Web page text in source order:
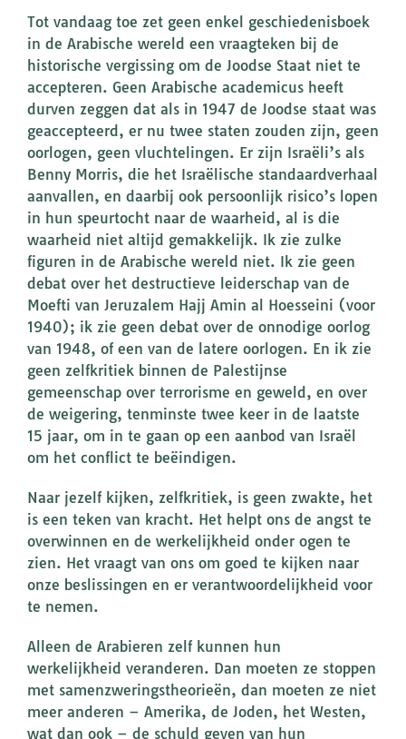
Tot vandaag toe zet geen enkel geschiedenisboek
in de Arabische wereld een vraagteken bij de
historische vergissing om de Joodse Staat niet te
accepteren. Geen Arabische academicus heeft
durven zeggen dat als in 1947 de Joodse staat was
geaccepteerd, er nu twee staten zouden zijn, geen
oorlogen, geen vluchtelingen. Er zijn Israëli’s als
Benny Morris, die het Israëlische standaardverhaal
aanvallen, en daarbij ook persoonlijk risico’s lopen
in hun speurtocht naar de waarheid, al is die
waarheid niet altijd gemakkelijk. Ik zie zulke
figuren in de Arabische wereld niet. Ik zie geen
debat over het destructieve leiderschap van de
Moefti van Jeruzalem Hajj Amin al Hoesseini (voor
1940); ik zie geen debat over de onnodige oorlog
van 1948, of een van de latere oorlogen. En ik zie
geen zelfkritiek binnen de Palestijnse
gemeenschap over terrorisme en geweld, en over
de weigering, tenminste twee keer in de laatste
15 jaar, om in te gaan op een aanbod van Israël
om het conflict te beëindigen.
Naar jezelf kijken, zelfkritiek, is geen zwakte, het
is een teken van kracht. Het helpt ons de angst te
overwinnen en de werkelijkheid onder ogen te
zien. Het vraagt van ons om goed te kijken naar
onze beslissingen en er verantwoordelijkheid voor
te nemen.
Alleen de Arabieren zelf kunnen hun
werkelijkheid veranderen. Dan moeten ze stoppen
met samenzweringstheorieën, dan moeten ze niet
meer anderen – Amerika, de Joden, het Westen,
wat dan ook – de schuld geven van hun